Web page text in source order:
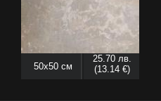
50x50 см
25.70 лв.
(13.14 €)